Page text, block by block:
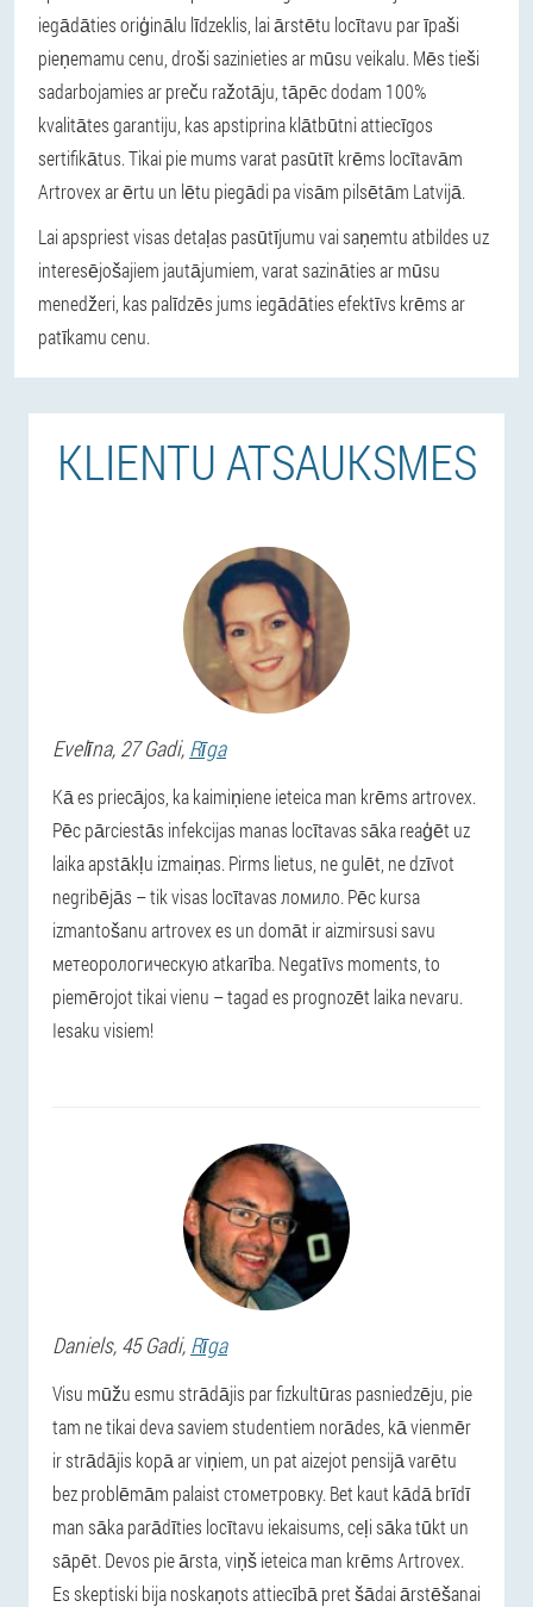
iegādāties oriģinālu līdzeklis, lai ārstētu locītavu par īpaši
pieņemamu cenu, droši sazinieties ar mūsu veikalu. Mēs tieši
sadarbojamies ar preču ražotāju, tāpēc dodam 100%
kvalitātes garantiju, kas apstiprina klātbūtni attiecīgos
sertifikātus. Tikai pie mums varat pasūtīt krēms locītavām
Artrovex ar ērtu un lētu piegādi pa visām pilsētām Latvijā.
Lai apspriest visas detaļas pasūtījumu vai saņemtu atbildes uz
interesējošajiem jautājumiem, varat sazināties ar mūsu
menedžeri, kas palīdzēs jums iegādāties efektīvs krēms ar
patīkamu cenu.
KLIENTU ATSAUKSMES
Evelīna, 27 Gadi, Rīga
Kā es priecājos, ka kaimiņiene ieteica man krēms artrovex.
Pēc pārciestās infekcijas manas locītavas sāka reaģēt uz
laika apstākļu izmaiņas. Pirms lietus, ne gulēt, ne dzīvot
negribējās – tik visas locītavas ломило. Pēc kursa
izmantošanu artrovex es un domāt ir aizmirsusi savu
метеорологическую atkarība. Negatīvs moments, to
piemērojot tikai vienu – tagad es prognozēt laika nevaru.
Iesaku visiem!
Daniels, 45 Gadi, Rīga
Visu mūžu esmu strādājis par fizkultūras pasniedzēju, pie
tam ne tikai deva saviem studentiem norādes, kā vienmēr
ir strādājis kopā ar viņiem, un pat aizejot pensijā varētu
bez problēmām palaist стометровку. Bet kaut kādā brīdī
man sāka parādīties locītavu iekaisums, ceļi sāka tūkt un
sāpēt. Devos pie ārsta, viņš ieteica man krēms Artrovex.
Es skeptiski bija noskaņots attiecībā pret šādai ārstēšanai